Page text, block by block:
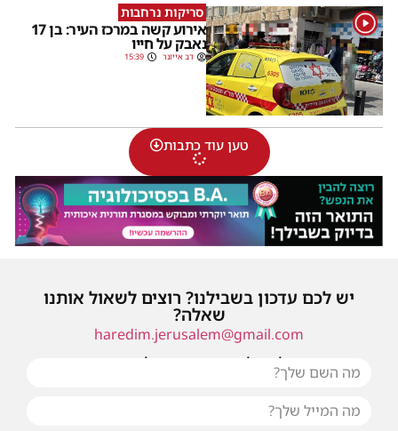
1 סריקות נרחבות
אירוע קשה במרכז העיר: בן 17
נאבק על חייו
דב אייזנר 15:39
טען עוד כתבות
יש לכם עדכון בשבילנו? רוצים לשאול אותנו
שאלה?
haredim.jerusalem@gmail.com
או שילחו אלינו פנייה ונחזור אליכם בהקדם